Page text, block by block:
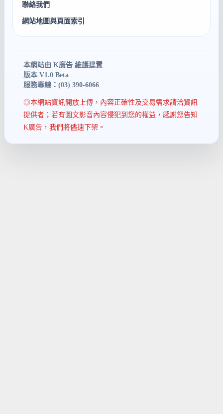
聯絡我們
網站地圖與頁面索引
本網站由 K廣告 維護建置
版本 V1.0 Beta
服務專線：(03) 390-6066
◎本網站資訊開放上傳，內容正確性及交易需求請洽資訊
提供者；若有圖文影音內容侵犯到您的權益，感謝您告知
K廣告，我們將儘速下架。